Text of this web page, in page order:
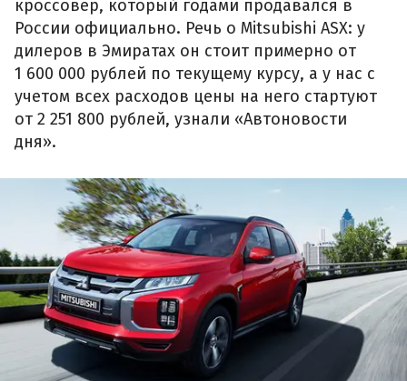
кроссовер, который годами продавался в
России официально. Речь о Mitsubishi ASX: у
дилеров в Эмиратах он стоит примерно от
1 600 000 рублей по текущему курсу, а у нас с
учетом всех расходов цены на него стартуют
от 2 251 800 рублей, узнали «Автоновости
дня».